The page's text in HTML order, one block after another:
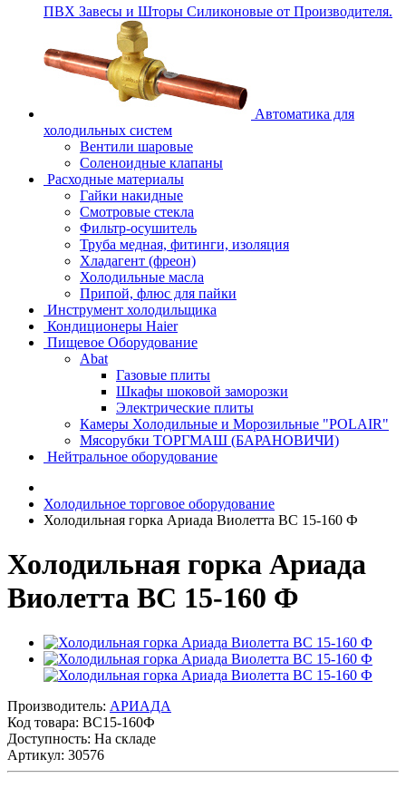
ПВХ Завесы и Шторы Силиконовые от Производителя.
Автоматика для
холодильных систем
Вентили шаровые
Соленоидные клапаны
Расходные материалы
Гайки накидные
Смотровые стекла
Фильтр-осушитель
Труба медная, фитинги, изоляция
Хладагент (фреон)
Холодильные масла
Припой, флюс для пайки
Инструмент холодильщика
Кондиционеры Haier
Пищевое Оборудование
Abat
Газовые плиты
Шкафы шоковой заморозки
Электрические плиты
Камеры Холодильные и Морозильные "POLAIR"
Мясорубки ТОРГМАШ (БАРАНОВИЧИ)
Нейтральное оборудование
Холодильное торговое оборудование
Холодильная горка Ариада Виолетта ВС 15-160 Ф
Холодильная горка Ариада
Виолетта ВС 15-160 Ф
Производитель: АРИАДА
Код товара: ВС15-160Ф
Доступность: На складе
Артикул: 30576